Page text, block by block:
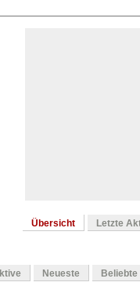
Übersicht Letzte
Neueste Beliebte